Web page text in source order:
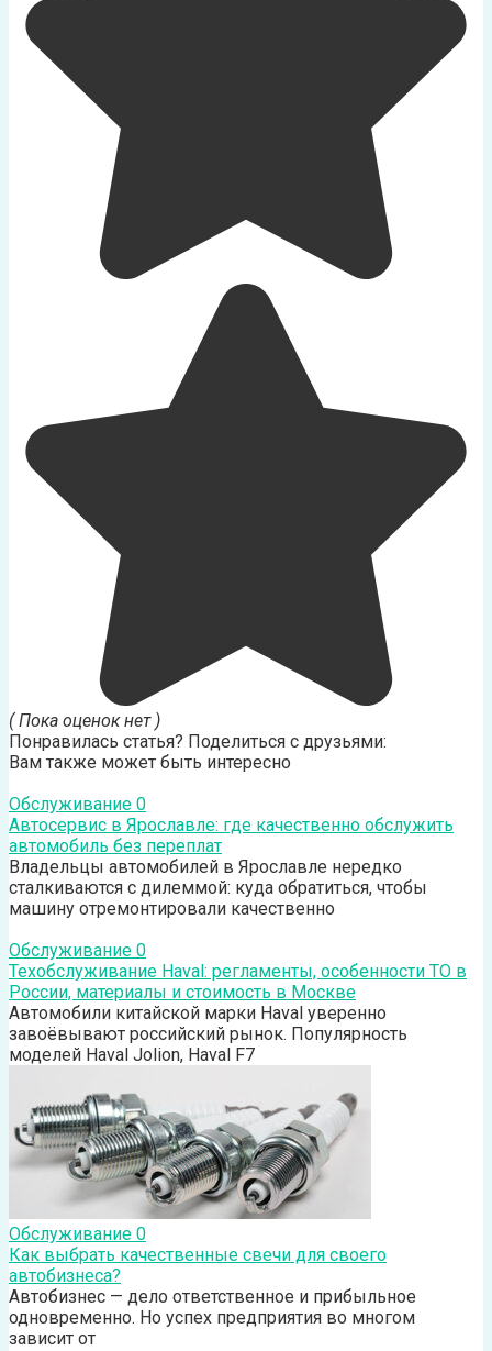
( Пока оценок нет )
Понравилась статья? Поделиться с друзьями:
Вам также может быть интересно
Обслуживание 0
Автосервис в Ярославле: где качественно обслужить
автомобиль без переплат
Владельцы автомобилей в Ярославле нередко
сталкиваются с дилеммой: куда обратиться, чтобы
машину отремонтировали качественно
Обслуживание 0
Техобслуживание Haval: регламенты, особенности ТО в
России, материалы и стоимость в Москве
Автомобили китайской марки Haval уверенно
завоёвывают российский рынок. Популярность
моделей Haval Jolion, Haval F7
Обслуживание 0
Как выбрать качественные свечи для своего
автобизнеса?
Автобизнес — дело ответственное и прибыльное
одновременно. Но успех предприятия во многом
зависит от